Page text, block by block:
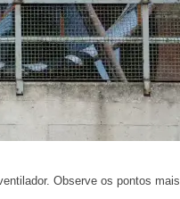
Observe os pontos mais